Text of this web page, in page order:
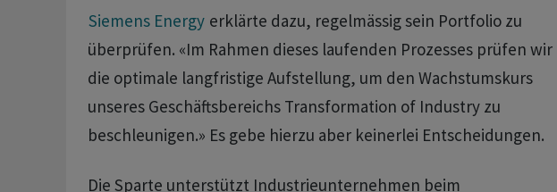
Siemens Energy erklärte dazu, regelmässig sein Portfolio zu
überprüfen. «Im Rahmen dieses laufenden Prozesses prüfen wir
die optimale langfristige Aufstellung, um ‌den Wachstumskurs
unseres Geschäftsbereichs Transformation of Industry zu
beschleunigen.» Es gebe hierzu aber keinerlei Entscheidungen.
Die Sparte unterstützt Industrieunternehmen beim